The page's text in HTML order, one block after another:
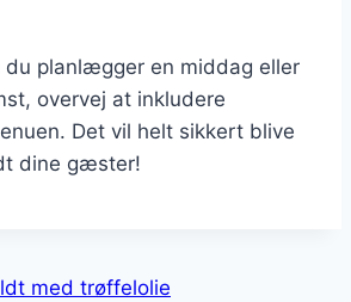
planlægger en middag eller
overvej at inkludere
Det vil helt sikkert blive
dine gæster!
med trøffelolie